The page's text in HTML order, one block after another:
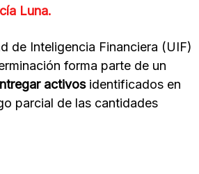
Luna.
de Inteligencia Financiera (UIF)
forma parte de un
activosidentificados en
parcial de las cantidades